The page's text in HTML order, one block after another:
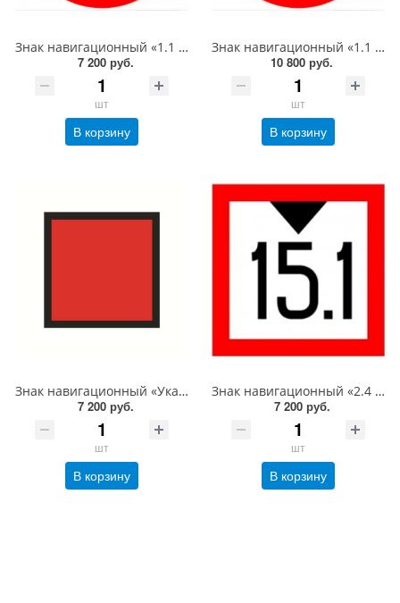
Знак навигационный «1.1 Якоря не бросать!» D-1000 световозвращающий, металл 0.8 мм
7 200 руб.
шт
В корзину
Знак навигационный «1.1 Якоря не бросать!» D-1500 световозвращающий, металл 0.8 мм
10 800 руб.
шт
В корзину
Знак навигационный «Указатель оси судового хода в судоходном пролете моста. Для судов и составов, идущих снизу» 1000х1000 мм, световозвращающий, металл 0.8 мм
7 200 руб.
шт
В корзину
Знак навигационный «2.4 Соблюдать надводный габарит!» 1000х1000 мм, световозвращающий, металл 0.8 мм
7 200 руб.
шт
В корзину